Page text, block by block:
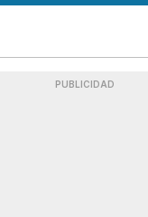
PUBLICIDAD